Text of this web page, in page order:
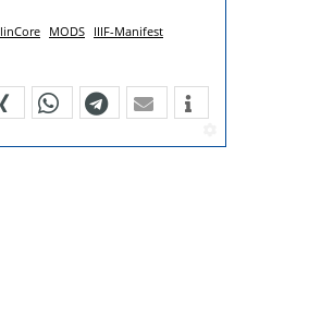
MODS IIIF-Manifest